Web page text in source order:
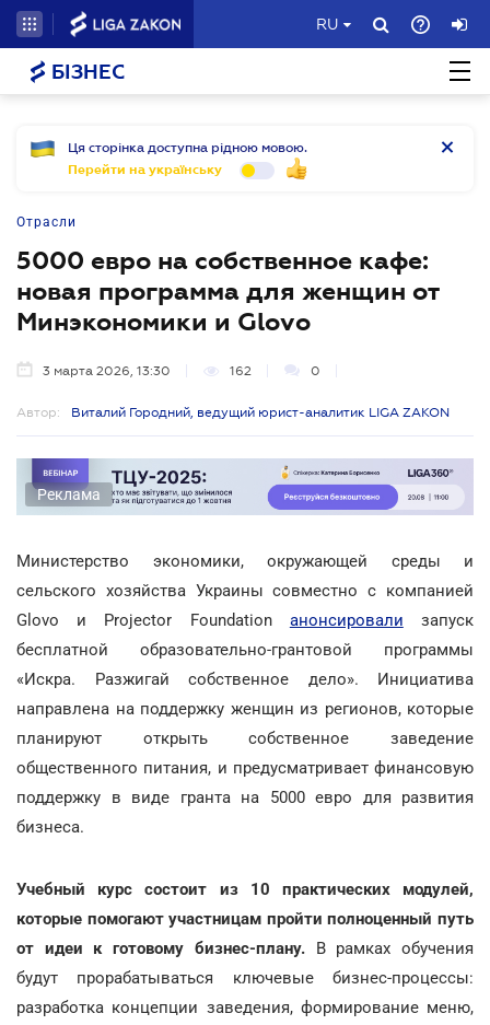
RU
БІЗНЕС
Ця сторінка доступна рідною мовою.
Перейти на українську
Отрасли
5000 евро на собственное кафе:
новая программа для женщин от
Минэкономики и Glovo
3 марта 2026, 13:30 162 0
Автор: Виталий Городний, ведущий юрист-аналитик LIGA ZAKON
Реклама
Министерство экономики, окружающей среды и
сельского хозяйства Украины совместно с компанией
Glovo и Projector Foundation анонсировали запуск
бесплатной образовательно-грантовой программы
«Искра. Разжигай собственное дело». Инициатива
направлена на поддержку женщин из регионов, которые
планируют открыть собственное заведение
общественного питания, и предусматривает финансовую
поддержку в виде гранта на 5000 евро для развития
бизнеса.
Учебный курс состоит из 10 практических модулей,
которые помогают участницам пройти полноценный путь
от идеи к готовому бизнес-плану. В рамках обучения
будут прорабатываться ключевые бизнес-процессы:
разработка концепции заведения, формирование меню,